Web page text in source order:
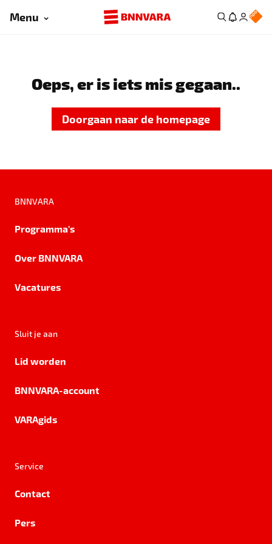
Menu
Oeps, er is iets mis gegaan..
Doorgaan naar de homepage
BNNVARA
Programma's
Over BNNVARA
Vacatures
Sluit je aan
Lid worden
BNNVARA-account
VARAgids
Service
Contact
Pers